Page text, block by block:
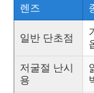
렌즈
일반 단초점
저굴절 난시
용